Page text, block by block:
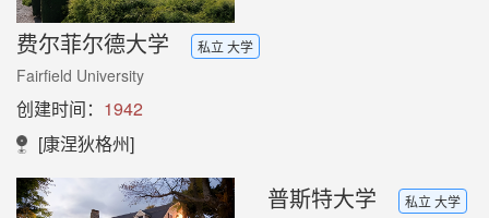
费尔菲尔德大学 私立 大学
Fairfield University
创建时间： 1942
[康涅狄格州]
普斯特大学 私立 大学